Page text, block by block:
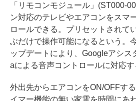
「リモコンモジュール」(ST000-
ン対応のテレビやエアコンをスマ
ロールできる。プリセットされて
ぶだけで操作可能になるという。
ップデートにより、Googleアシス
aによる音声コントロールに対応す
外出先からエアコンをON/OFFす
イマー機能の無い家電を時間にあ